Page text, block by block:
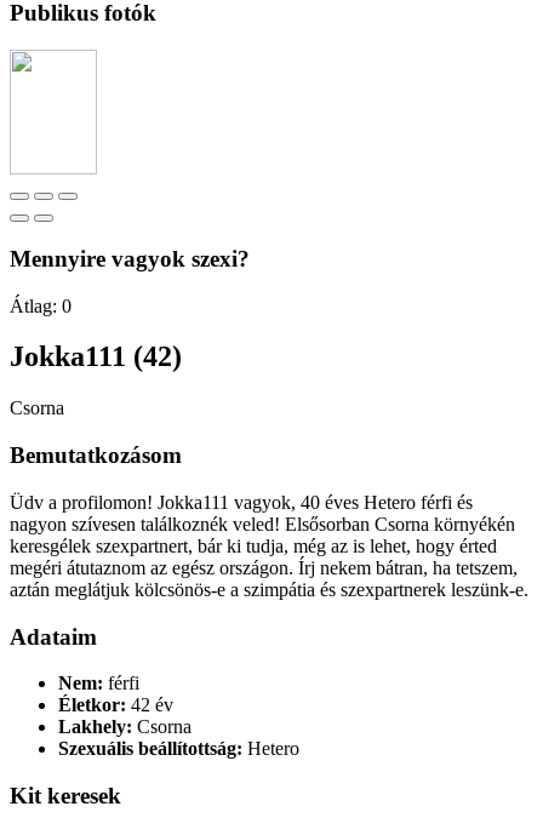
Publikus fotók
Mennyire vagyok szexi?
Átlag: 0
Jokka111 (42)
Csorna
Bemutatkozásom
Üdv a profilomon! Jokka111 vagyok, 40 éves Hetero férfi és
nagyon szívesen találkoznék veled! Elsősorban Csorna környékén
keresgélek szexpartnert, bár ki tudja, még az is lehet, hogy érted
megéri átutaznom az egész országon. Írj nekem bátran, ha tetszem,
aztán meglátjuk kölcsönös-e a szimpátia és szexpartnerek leszünk-e.
Adataim
Nem: férfi
Életkor: 42 év
Lakhely: Csorna
Szexuális beállítottság: Hetero
Kit keresek